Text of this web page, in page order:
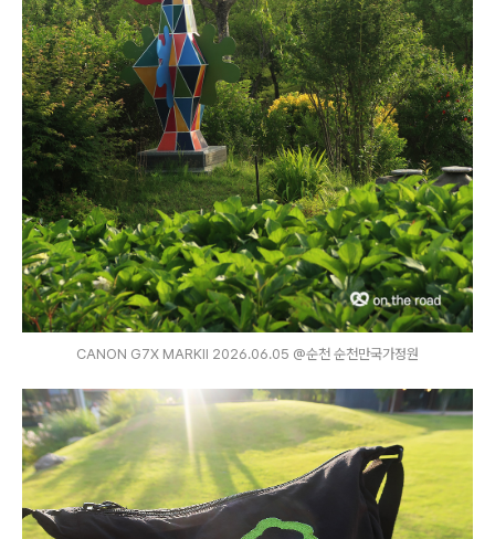
CANON G7X MARKⅡ 2026.06.05 @순천 순천만국가정원